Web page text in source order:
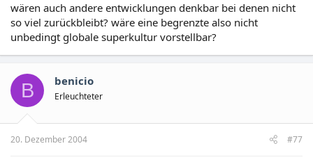
wären auch andere entwicklungen denkbar bei denen nicht
so viel zurückbleibt? wäre eine begrenzte also nicht
unbedingt globale superkultur vorstellbar?
B benicio
Erleuchteter
20. Dezember 2004 #77